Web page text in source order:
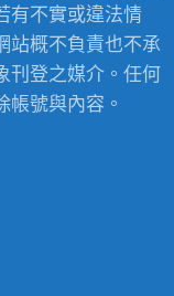
有不實或違法情
站概不負責也不承
刊登之媒介。任何
帳號與內容。